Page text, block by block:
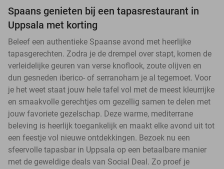
Spaans genieten bij een tapasrestaurant in
Uppsala met korting
Beleef een authentieke Spaanse avond met heerlijke
tapasgerechten. Zodra je de drempel over stapt, komen de
verleidelijke geuren van verse knoflook, zoute olijven en
dun gesneden iberico- of serranoham je al tegemoet. Voor
je het weet staat jouw hele tafel vol met de meest kleurrijke
en smaakvolle gerechtjes om gezellig samen te delen met
jouw favoriete gezelschap. Deze warme, mediterrane
beleving is heerlijk toegankelijk en maakt elke avond uit tot
een feestje vol nieuwe ontdekkingen. Bezoek nu een
sfeervolle tapasbar in Uppsala op een betaalbare manier
met de geweldige deals van Social Deal. Zo proef je